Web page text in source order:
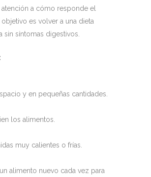
a cómo responde el
es volver a una dieta
sin síntomas digestivos.
y en pequeñas cantidades.
los alimentos.
muy calientes o frías.
alimento nuevo cada vez para